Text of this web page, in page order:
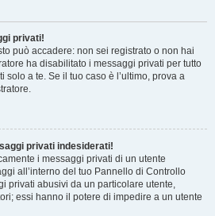
privati!
può accadere: non sei registrato o non hai
ha disabilitato i messaggi privati per tutto
solo a te. Se il tuo caso è l’ultimo, prova a
privati indesiderati!
i messaggi privati ​​di un utente
all’interno del tuo Pannello di Controllo
privati ​​abusivi da un particolare utente,
essi hanno il potere di impedire a un utente